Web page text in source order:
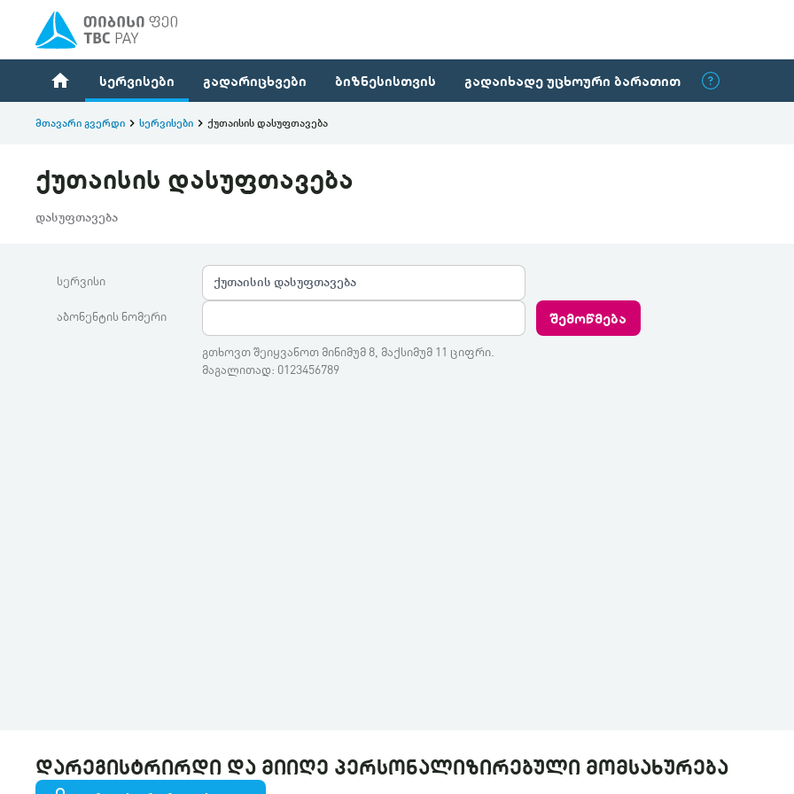
home სერვისები გადარიცხვები ბიზნესისთვის გადაიხადე უცხოური ბარათით
მთავარი გვერდი keyboard_arrow_right სერვისები keyboard_arrow_right ქუთაისის დასუფთავება
ქუთაისის დასუფთავება
დასუფთავება
სერვისი ქუთაისის დასუფთავება
აბონენტის ნომერი
გთხოვთ შეიყვანოთ მინიმუმ 8, მაქსიმუმ 11 ციფრი.
მაგალითად: 0123456789
შემოწმება
დარეგისტრირდი და მიიღე პერსონალიზირებული მომსახურება